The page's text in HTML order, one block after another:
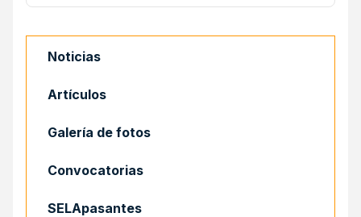
Noticias
Artículos
Galería de fotos
Convocatorias
SELApasantes